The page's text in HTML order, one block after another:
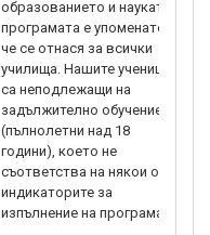
образованието и науката. В
програмата е упоменато,
че се отнася за всички
училища. Нашите ученици
са неподлежащи на
задължително обучение
(пълнолетни над 18
години), което не
съответства на някои от
индикаторите за
изпълнение на програмата.